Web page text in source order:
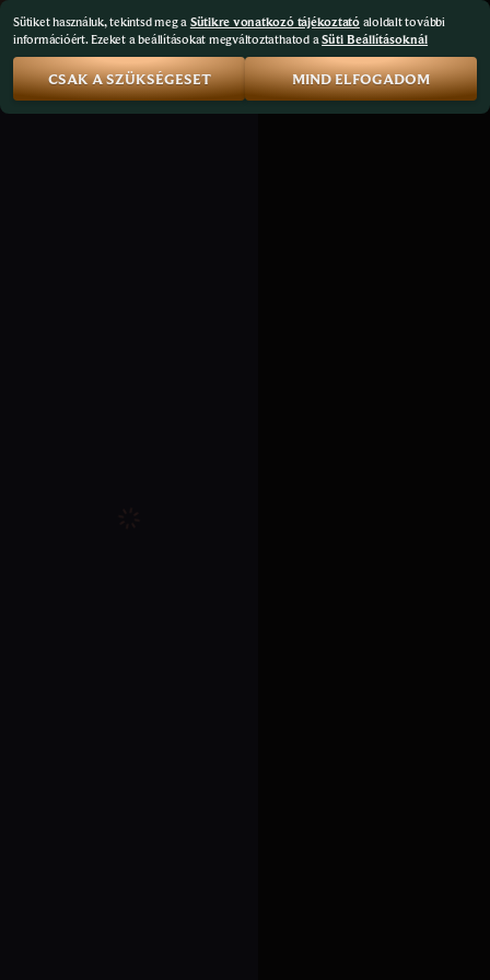
Sütiket használuk, tekintsd meg a Sütikre vonatkozó tájékoztatóaloldalt további
információért. Ezeket a beállításokat megváltoztathatod aSüti Beállításoknál
CSAK A SZÜKSÉGESET MIND ELFOGADOM